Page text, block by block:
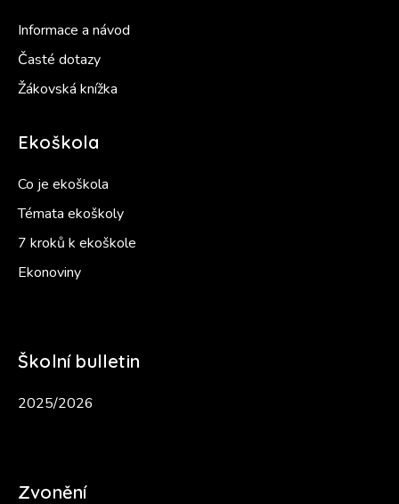
Informace a návod
Časté dotazy
Žákovská knížka
Ekoškola
Co je ekoškola
Témata ekoškoly
7 kroků k ekoškole
Ekonoviny
Školní bulletin
2025/2026
Zvonění